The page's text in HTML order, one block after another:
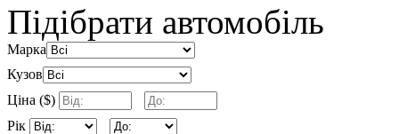
Підібрати автомобіль
Марка
Кузов
Ціна ($)
Рік